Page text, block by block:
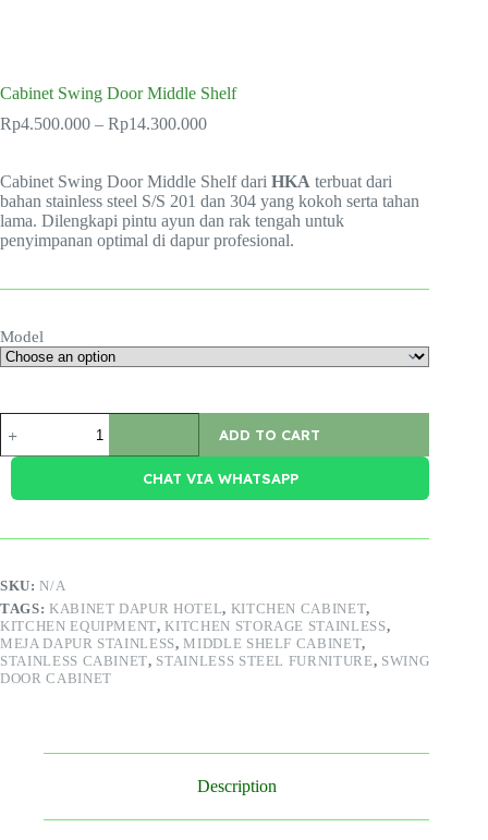
Cabinet Swing Door Middle Shelf
Rp4.500.000 – Rp14.300.000Price
through
Rp14.300.000
Cabinet Swing Door Middle Shelf dari HKA terbuat dari
bahan stainless steel S/S 201 dan 304 yang kokoh serta tahan
lama. Dilengkapi pintu ayun dan rak tengah untuk
penyimpanan optimal di dapur profesional.
Model
Swing
Door
Shelf
ADD TO CART
CHAT VIA WHATSAPP
SKU:N/A
TAGS: KABINET DAPUR HOTEL, KITCHEN CABINET,
KITCHEN EQUIPMENT,KITCHEN STORAGE STAINLESS,
MEJA DAPUR STAINLESS,MIDDLE SHELF CABINET,
STAINLESS CABINET, STAINLESS STEEL FURNITURE, SWING
DOOR CABINET
Description